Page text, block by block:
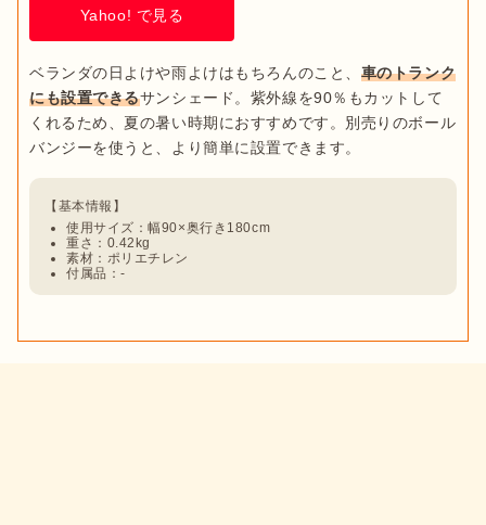
Yahoo! で見る
ベランダの日よけや雨よけはもちろんのこと、 車のトランク
にも設置できるサンシェード。紫外線を90％もカットして
くれるため、夏の暑い時期におすすめです。別売りのボール
使用サイズ：幅90×奥行き180cm
重さ：0.42kg
素材：ポリエチレン
付属品：-